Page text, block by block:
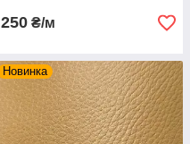
250 ₴/м
Новинка